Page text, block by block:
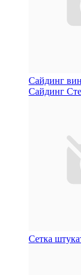
Сайдинг
Сайдинг
Сетка